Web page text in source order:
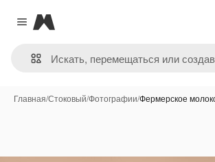
Close menu
Magnific
Главная/Стоковый/Фотографии/Фермерское